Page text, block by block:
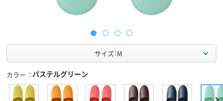
サイズ：M
カラー パステルグリーン